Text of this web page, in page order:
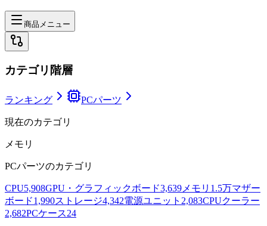
商品メニュー
カテゴリ階層
ランキング PCパーツ
現在のカテゴリ
メモリ
PCパーツのカテゴリ
CPU5,908GPU・グラフィックボード3,639メモリ 1.5万マザー
ボード1,990ストレージ4,342電源ユニット 2,083CPUクーラー
2,682PCケース24